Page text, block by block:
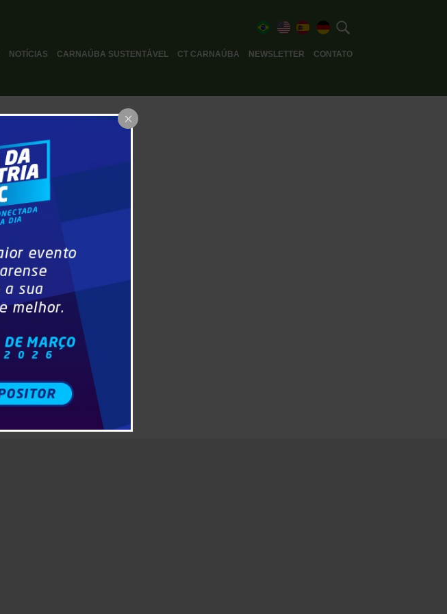
NOTÍCIAS CARNAÚBA SUSTENTÁVEL CT CARNAÚBA NEWSLETTER CONTATO